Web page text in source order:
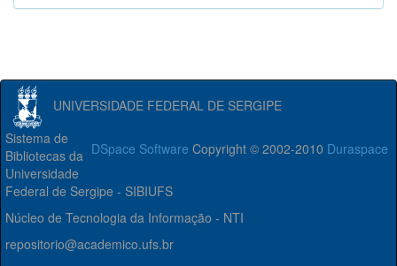
UNIVERSIDADE FEDERAL DE SERGIPE
DSpace Software Copyright © 2002-2010 Duraspace
Sistema de
Bibliotecas da
Universidade
Federal de Sergipe - SIBIUFS
Núcleo de Tecnologia da Informação - NTI
repositorio@academico.ufs.br